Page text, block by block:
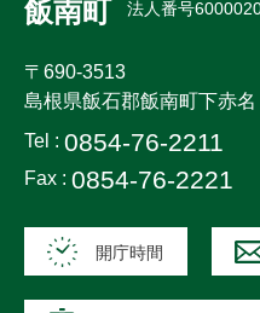
飯南町 法人番号
〒690-3513
島根県飯石郡飯南町下赤
Tel : 0854-76-2211
Fax : 0854-76-2221
開庁時間